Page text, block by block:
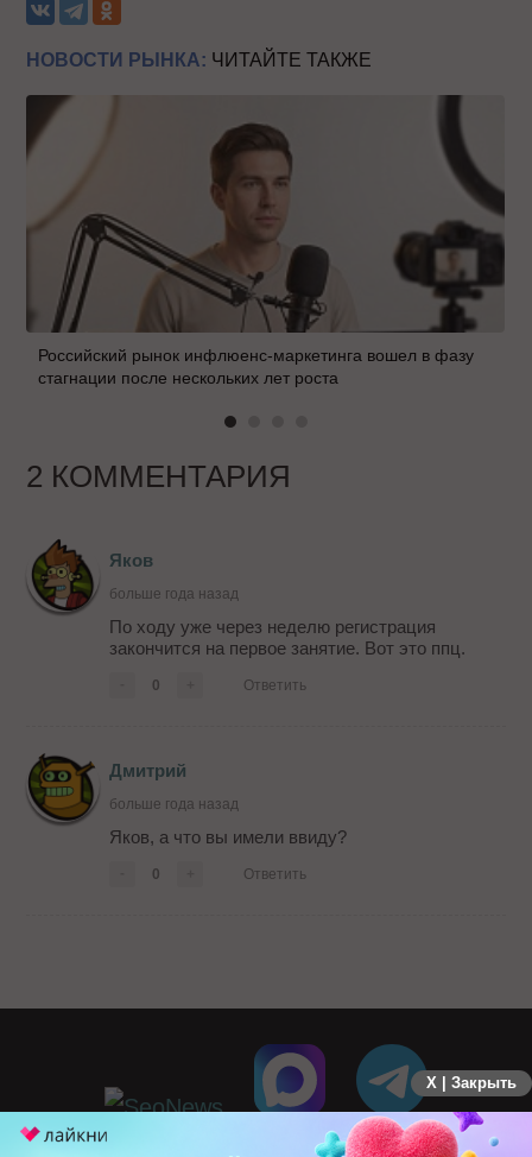
НОВОСТИ РЫНКА: ЧИТАЙТЕ ТАКЖЕ
Российский рынок инфлюенс-маркетинга вошел в фазу
стагнации после нескольких лет роста
2 КОММЕНТАРИЯ
Яков
больше года назад
По ходу уже через неделю регистрация
закончится на первое занятие. Вот это ппц.
0 Ответить
Дмитрий
больше года назад
Яков, а что вы имели ввиду?
0 Ответить
X | Закрыть
ПЕРЕЙТИ НА ПОЛНУЮ ВЕРСИЮ